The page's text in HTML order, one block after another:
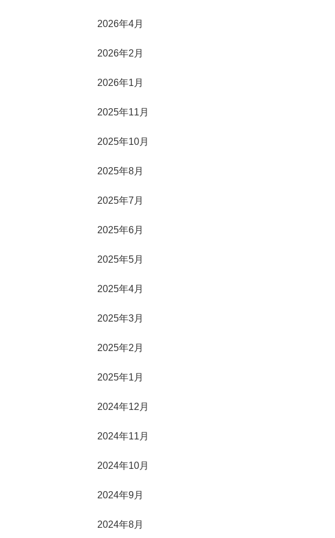
2026年4月
2026年2月
2026年1月
2025年11月
2025年10月
2025年8月
2025年7月
2025年6月
2025年5月
2025年4月
2025年3月
2025年2月
2025年1月
2024年12月
2024年11月
2024年10月
2024年9月
2024年8月